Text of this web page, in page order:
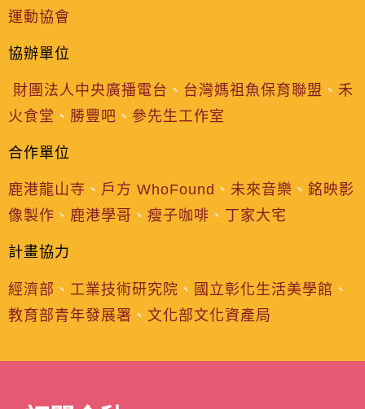
運動協會
協辦單位
財團法人中央廣播電台 、 台灣媽祖魚保育聯盟 、 禾
火食堂 、 勝豐吧 、 參先生工作室
合作單位
鹿港龍山寺 、 戶方 WhoFound 、 未來音樂 、 銘映影
像製作 、 鹿港學哥 、 瘦子咖啡 、 丁家大宅
計畫協力
經濟部 、 工業技術研究院 、 國立彰化生活美學館 、
教育部青年發展署 、 文化部文化資產局